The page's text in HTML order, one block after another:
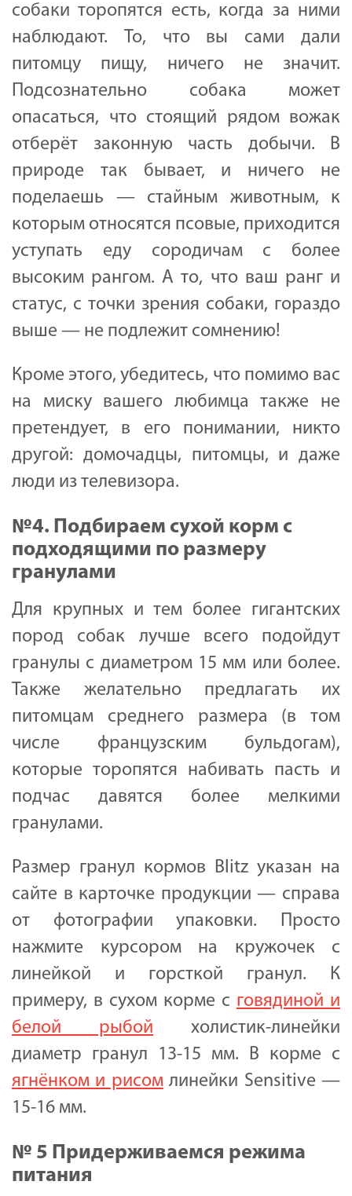
собаки торопятся есть, когда за ними
наблюдают. То, что вы сами дали
питомцу пищу, ничего не значит.
Подсознательно собака может
опасаться, что стоящий рядом вожак
отберёт законную часть добычи. В
природе так бывает, и ничего не
поделаешь — стайным животным, к
которым относятся псовые, приходится
уступать еду сородичам с более
высоким рангом. А то, что ваш ранг и
статус, с точки зрения собаки, гораздо
выше — не подлежит сомнению!
Кроме этого, убедитесь, что помимо вас
на миску вашего любимца также не
претендует, в его понимании, никто
другой: домочадцы, питомцы, и даже
люди из телевизора.
№4. Подбираем сухой корм с
подходящими по размеру
гранулами
Для крупных и тем более гигантских
пород собак лучше всего подойдут
гранулы с диаметром 15 мм или более.
Также желательно предлагать их
питомцам среднего размера (в том
числе французским бульдогам),
которые торопятся набивать пасть и
подчас давятся более мелкими
гранулами.
Размер гранул кормов Blitz указан на
сайте в карточке продукции — справа
от фотографии упаковки. Просто
нажмите курсором на кружочек с
линейкой и горсткой гранул. К
примеру, в сухом корме с говядиной и
белой рыбой холистик-линейки
диаметр гранул 13-15 мм. В корме с
ягнёнком и рисомлинейки Sensitive —
15-16 мм.
№ 5 Придерживаемся режима
питания